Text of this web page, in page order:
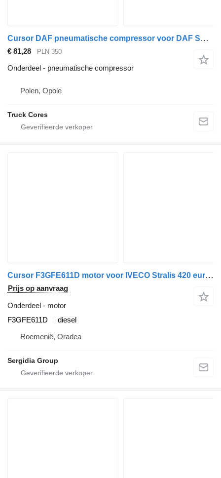
Cursor DAF pneumatische compressor voor DAF SOLARIS BUS trekker
€ 81,28 PLN 350
Onderdeel - pneumatische compressor
Polen, Opole
Truck Cores
Cursor F3GFE611D motor voor IVECO Stralis 420 euro6 trekker
Prijs op aanvraag
Onderdeel - motor
F3GFE611D
diesel
Roemenië, Oradea
Sergidia Group